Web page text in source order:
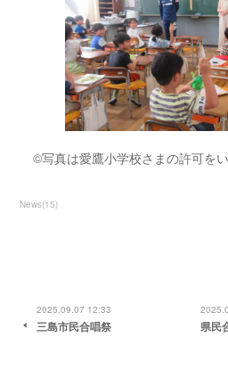
©写真は愛鷹小学校さまの許可を
News(15)
2025.09.07 12:33
三島市民合唱祭 県民